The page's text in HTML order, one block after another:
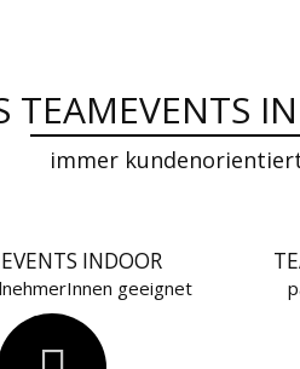
TEAMEVENTS
immer
INDOOR
geeignet